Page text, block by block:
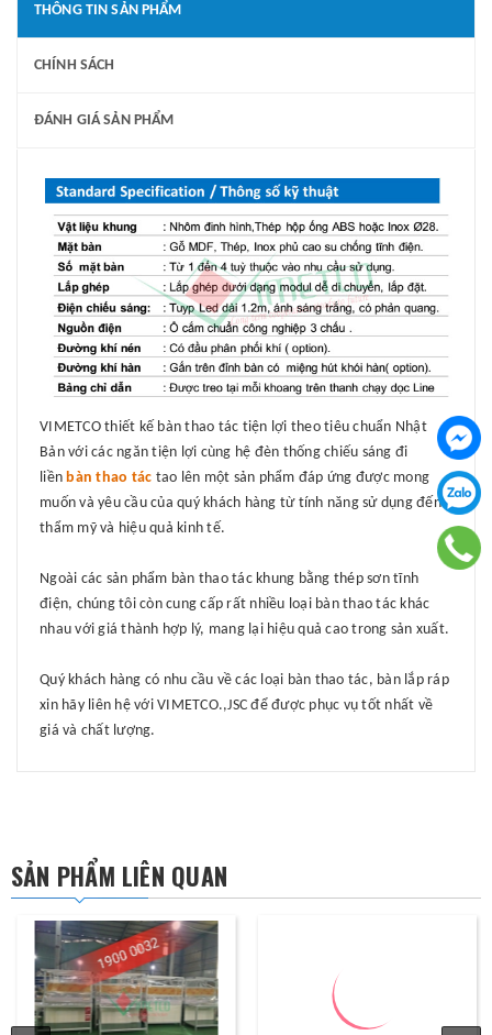
THÔNG TIN SẢN PHẨM
CHÍNH SÁCH
ĐÁNH GIÁ SẢN PHẨM
VIMETCO thiết kế bàn thao tác tiện lợi theo tiêu chuẩn Nhật
Bản với các ngăn tiện lợi cùng hệ đèn thống chiếu sáng đi
liền bàn thao tác tao lên một sản phẩm đáp ứng được mong
muốn và yêu cầu của quý khách hàng từ tính năng sử dụng đến
thẩm mỹ và hiệu quả kinh tế.
Ngoài các sản phẩm bàn thao tác khung bằng thép sơn tĩnh
điện, chúng tôi còn cung cấp rất nhiều loại bàn thao tác khác
nhau với giá thành hợp lý, mang lại hiệu quả cao trong sản xuất.
Quý khách hàng có nhu cầu về các loại bàn thao tác, bàn lắp ráp
xin hãy liên hệ với VIMETCO.,JSC để được phục vụ tốt nhất về
giá và chất lượng.
SẢN PHẨM LIÊN QUAN